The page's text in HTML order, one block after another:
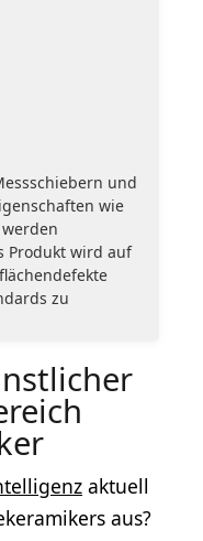
und
wie
Produkt wird auf
zu
aktuell
aus?